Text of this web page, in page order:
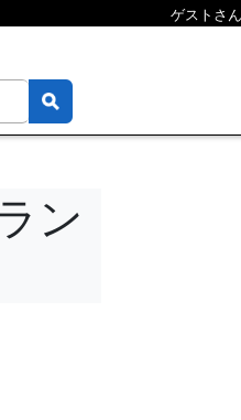
ゲストさん
ン